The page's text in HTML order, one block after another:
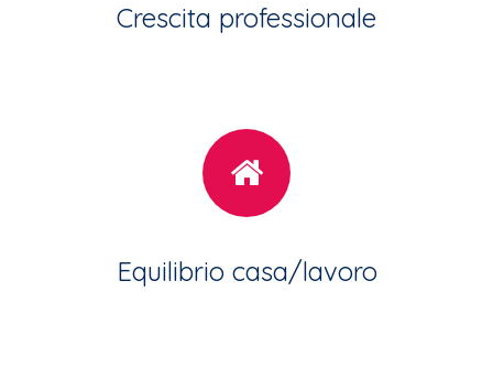
Crescita professionale
Equilibrio casa/lavoro